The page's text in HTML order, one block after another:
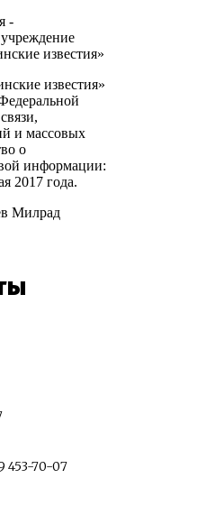
-
известия»
известия»
и массовых
о
информации:
2017 года.
Милрад
453-70-07